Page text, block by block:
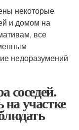
некоторые
и домом на
все
недоразумений
соседей.
участке